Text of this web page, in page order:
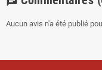
Aucun avis n'a été publié